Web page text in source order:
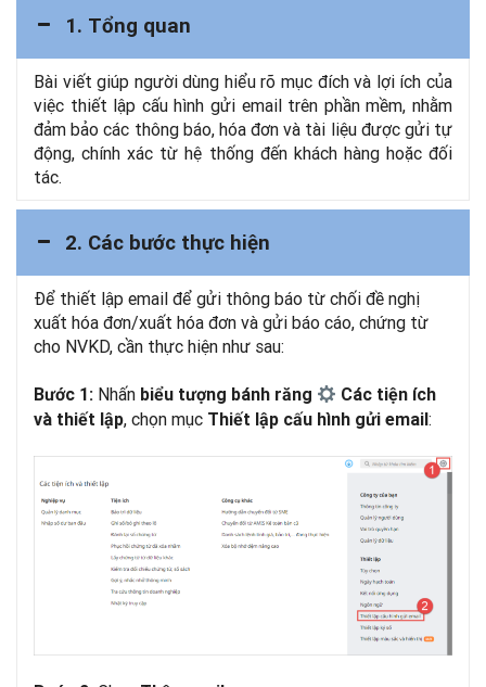
1. Tổng quan
Bài viết giúp người dùng hiểu rõ mục đích và lợi ích của
việc thiết lập cấu hình gửi email trên phần mềm, nhằm
đảm bảo các thông báo, hóa đơn và tài liệu được gửi tự
động, chính xác từ hệ thống đến khách hàng hoặc đối
tác.
2. Các bước thực hiện
Để thiết lập email để gửi thông báo từ chối đề nghị
xuất hóa đơn/xuất hóa đơn và gửi báo cáo, chứng từ
cho NVKD, cần thực hiện như sau:
Bước 1: Nhấn biểu tượng bánh răng
Các tiện ích
và thiết lập, chọn mục Thiết lập cấu hình gửi email: